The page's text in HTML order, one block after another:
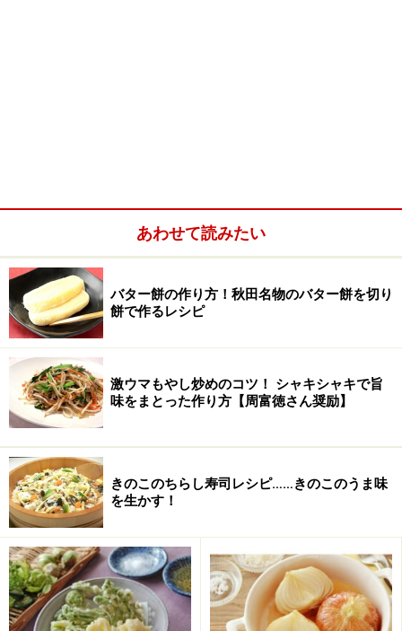
シナモンパウダー 小さじ1/4～1/3
ナツメグ 小さじ1/4～1/3
たまねぎ
ローリエ
あわせて読みたい
バター餅の作り方！秋田名物のバター餅を切り
餅で作るレシピ
激ウマもやし炒めのコツ！ シャキシャキで旨
味をまとった作り方【周富徳さん奨励】
きのこのちらし寿司レシピ……きのこのうま味
を生かす！